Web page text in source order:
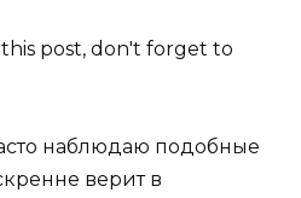
post, don't forget to
наблюдаю подобные
верит в